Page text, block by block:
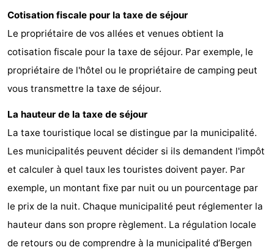
Haye
Rotterdam
-
Rockanje
Météo
Contact
Cotisation fiscale pour la taxe de séjour
Le propriétaire de vos allées et venues obtient la
cotisation fiscale pour la taxe de séjour. Par exemple, le
propriétaire de l'hôtel ou le propriétaire de camping peut
vous transmettre la taxe de séjour.
La hauteur de la taxe de séjour
La taxe touristique local se distingue par la municipalité.
Les municipalités peuvent décider si ils demandent l'impôt
et calculer à quel taux les touristes doivent payer. Par
exemple, un montant fixe par nuit ou un pourcentage par
le prix de la nuit. Chaque municipalité peut réglementer la
hauteur dans son propre règlement. La régulation locale
de retours ou de comprendre à la municipalité d’Bergen